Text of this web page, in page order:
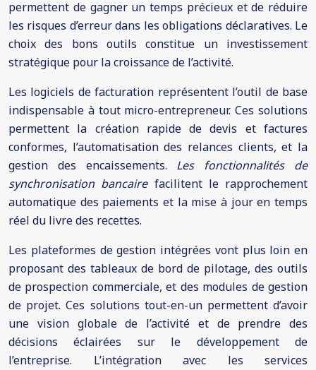
permettent de gagner un temps précieux et de réduire
les risques d’erreur dans les obligations déclaratives. Le
choix des bons outils constitue un investissement
stratégique pour la croissance de l’activité.
Les logiciels de facturation représentent l’outil de base
indispensable à tout micro-entrepreneur. Ces solutions
permettent la création rapide de devis et factures
conformes, l’automatisation des relances clients, et la
gestion des encaissements. Les fonctionnalités de
synchronisation bancairefacilitent le rapprochement
automatique des paiements et la mise à jour en temps
réel du livre des recettes.
Les plateformes de gestion intégrées vont plus loin en
proposant des tableaux de bord de pilotage, des outils
de prospection commerciale, et des modules de gestion
de projet. Ces solutions tout-en-un permettent d’avoir
une vision globale de l’activité et de prendre des
décisions éclairées sur le développement de
l’entreprise. L’intégration avec les services